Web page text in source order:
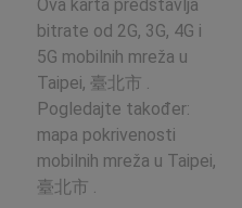
Ova karta predstavlja
bitrate od 2G, 3G, 4G i
5G mobilnih mreža u
Taipei, 臺北市 .
Pogledajte također:
mapa pokrivenosti
mobilnih mreža u Taipei,
臺北市 .